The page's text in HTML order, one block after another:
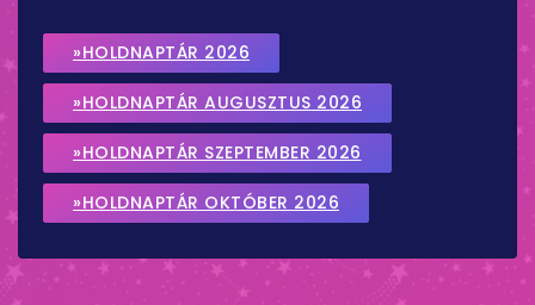
»HOLDNAPTÁR 2026
»HOLDNAPTÁR AUGUSZTUS 2026
»HOLDNAPTÁR SZEPTEMBER 2026
»HOLDNAPTÁR OKTÓBER 2026